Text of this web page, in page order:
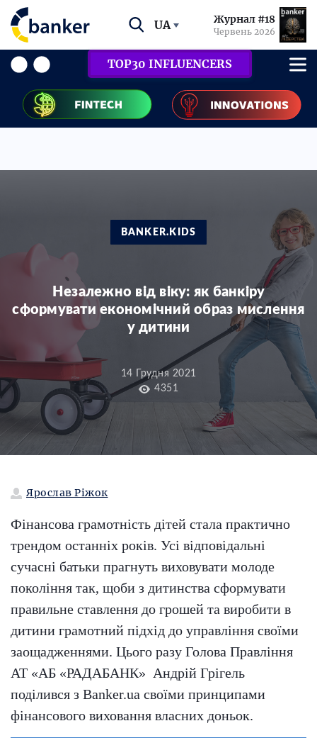
UA Журнал #18
Червень 2026
TOP30 INFLUENCERS
BANKER.KIDS
Незалежно від віку: як банкіру
сформувати економічний образ мислення
у дитини
14 Грудня 2021
4351
Ярослав Ріжок
Фінансова грамотність дітей стала практично
трендом останніх років. Усі відповідальні
сучасні батьки прагнуть виховувати молоде
покоління так, щоби з дитинства сформувати
правильне ставлення до грошей та виробити в
дитини грамотний підхід до управління своїми
заощадженнями. Цього разу Голова Правління
АТ «АБ «РАДАБАНК» Андрій Грігель
поділився з Banker.ua своїми принципами
фінансового виховання власних доньок.